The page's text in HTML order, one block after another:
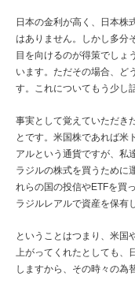
日本の金利が高く、日本株
はありません。しかし多分
目を向けるのが得策でしょ
います。ただその場合、ど
す。これについてもう少し
事実として覚えていただき
とです。米国株であれば米
アルという通貨ですが、私
ラジルの株式を買うために
れらの国の投信やETFを買
ラジルレアルで資産を保有
ということはつまり、米国
上がってくれたとしても、
しますから、その時々の為